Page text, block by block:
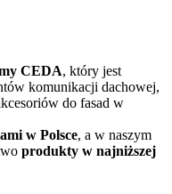
CEDA, który jest
komunikacji dachowej,
do fasad w
w Polsce, a w naszym
produkty w najniższej